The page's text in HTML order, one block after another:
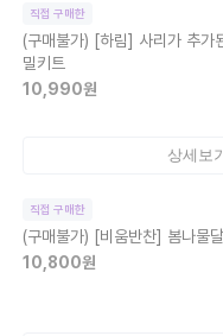
직접 구매한
(구매불가) [하림] 사리가 추가
밀키트
10,990원
상세보
직접 구매한
(구매불가) [비움반찬] 봄나물
10,800원